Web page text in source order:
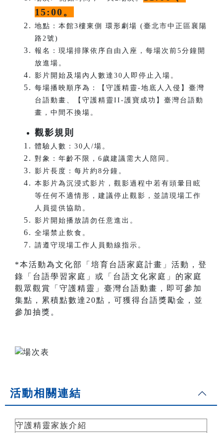
15:00。
地點：本館3樓東側 環形劇場 (臺北市中正區襄陽
路2號)
報名：現場排隊依序自由入座，每場次前5分鐘開
放進場。
影片開始及場內人數達30人即停止入場。
每場播映順序為：【守護精靈-地底人入侵】臺灣
台語動畫、【守護精靈II-護寶成功】臺灣台語動
畫，中間不換場。
觀影規則
體驗人數：30人/場。
對象：年齡不限，6歲建議需大人陪同。
影片長度：每片約8分鐘。
本影片為沉浸式影片，觀影過程中若有頭暈目眩
等任何不適情形，建議停止觀影，並請現場工作
人員提供協助。
影片開始播放請勿任意進出。
全場禁止飲食。
請遵守現場工作人員動線指示。
*本活動為文化部「培育台語家庭計畫」活動，登
錄「台語學習家庭」或「台語文化家庭」的家庭
觀眾觀賞「守護精靈」臺灣台語動畫，即可參加
集點，累積點數達20點，可獲得台語獎勵金，並
參加抽獎。
活動相關連結
守護精靈家族介紹